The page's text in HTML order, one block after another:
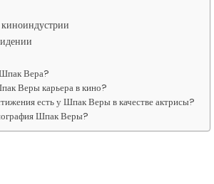
Вера?
Веры карьера в кино?
есть у Шпак Веры в качестве актрисы?
Шпак Веры?